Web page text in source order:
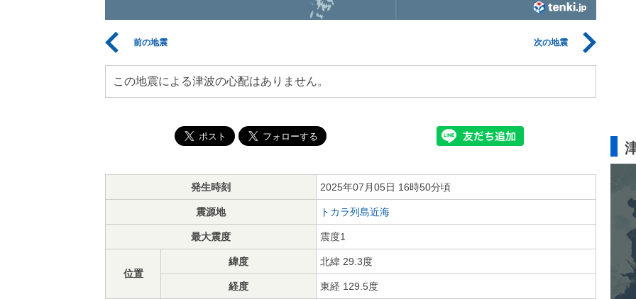
前の地震 次の地震
この地震による津波の心配はありません。
発生時刻 2025年07月05日 16時50分頃
震源地 トカラ列島近海
最大震度 震度1
位置
緯度 北緯 29.3度
経度 東経 129.5度